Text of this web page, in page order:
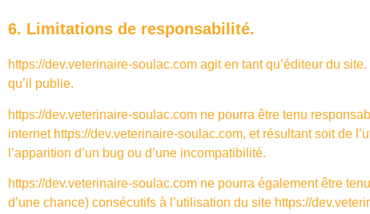
6. Limitations de responsabilité.
https://dev.veterinaire-soulac.com agit en tant qu’éditeur du site.
qu’il publie.
https://dev.veterinaire-soulac.com ne pourra être tenu
internet https://dev.veterinaire-soulac.com, et résultant soit de
l’apparition d’un bug ou d’une incompatibilité.
https://dev.veterinaire-soulac.com ne pourra également être
d’une chance) consécutifs à l’utilisation du site https://